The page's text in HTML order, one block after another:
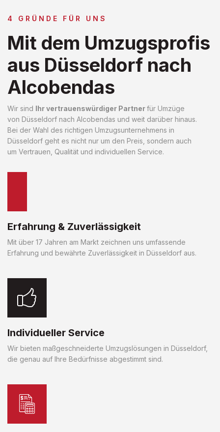
4 GRÜNDE FÜR UNS
Mit dem Umzugsprofis
aus Düsseldorf nach
Alcobendas
Wir sind Ihr vertrauenswürdiger Partnerfür Umzüge
von Düsseldorf nach Alcobendas und weit darüber hinaus.
Bei der Wahl des richtigen Umzugsunternehmens in
Düsseldorf geht es nicht nur um den Preis, sondern auch
um Vertrauen, Qualität und individuellen Service.
Erfahrung & Zuverlässigkeit
Mit über 17 Jahren am Markt zeichnen uns umfassende
Erfahrung und bewährte Zuverlässigkeit in Düsseldorf aus.
Individueller Service
Wir bieten maßgeschneiderte Umzugslösungen in Düsseldorf,
die genau auf Ihre Bedürfnisse abgestimmt sind.